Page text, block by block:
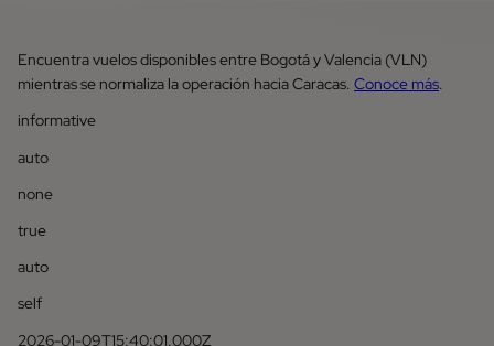
Encuentra vuelos disponibles entre Bogotá y Valencia (VLN)
mientras se normaliza la operación hacia Caracas. Conoce más.
informative
auto
none
true
auto
self
2026-01-09T15:40:01.000Z